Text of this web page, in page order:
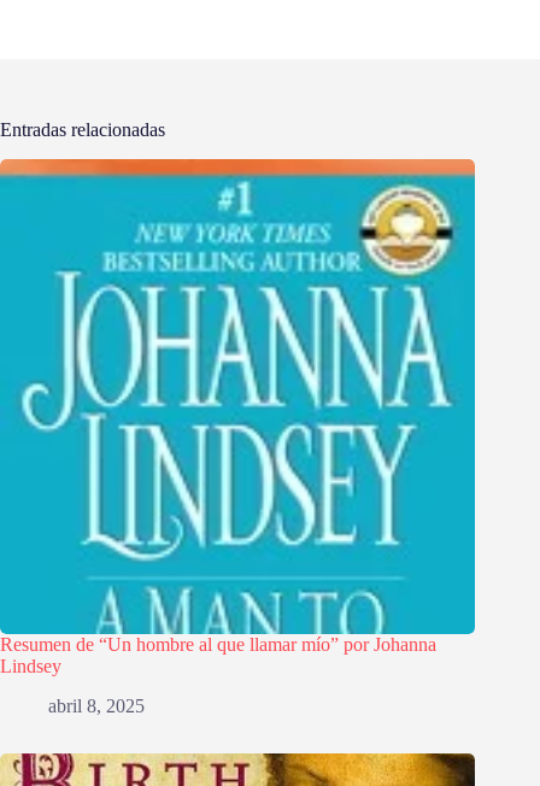
Entradas relacionadas
Resumen de “Un hombre al que llamar mío” por Johanna
Lindsey
abril 8, 2025